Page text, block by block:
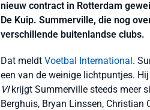
nieuw contract in Rotterdam
De Kuip. Summerville, die nog
verschillende buitenlandse clubs.
Dat meldt Voetbal International.
een van de weinige lichtpuntjes.
VIkrijgt Summerville steeds meer
Berghuis, Bryan Linssen,